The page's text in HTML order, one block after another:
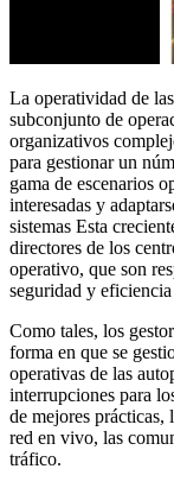
La operatividad de
subconjunto de
organizativos
para gestionar un
gama de escenarios
interesadas y
sistemas Esta
directores de los
operativo, que son
seguridad y
Como tales, los
forma en que se
operativas de las
interrupciones para
de mejores
red en vivo, las
tráfico.